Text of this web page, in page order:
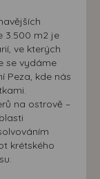
3.500 m2 je
ve kterých
se vydáme
Peza, kde nás
na ostrově –
krétského